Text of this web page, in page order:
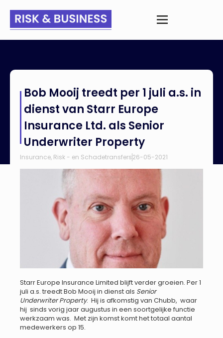
Starr Europe Insurance Ltd. als Senior Underwriter Property
Bob Mooij treedt per 1 juli a.s. in
dienst van Starr Europe
Insurance Ltd. als Senior
Underwriter Property
Insurance, Risk - en Schadetransfers26-05-2021
Starr Europe Insurance Limited blijft verder groeien. Per 1
juli a.s. treedt Bob Mooij in dienst als Senior
Underwriter Property. Hij is afkomstig van Chubb, waar
hij sinds vorig jaar augustus in een soortgelijke functie
werkzaam was. Met zijn komst komt het totaal aantal
medewerkers op 15.